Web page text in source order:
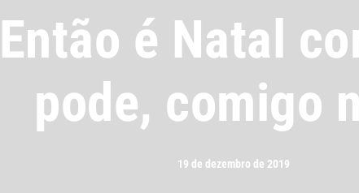
é Natal
pode, comigo
19 de dezembro de 2019